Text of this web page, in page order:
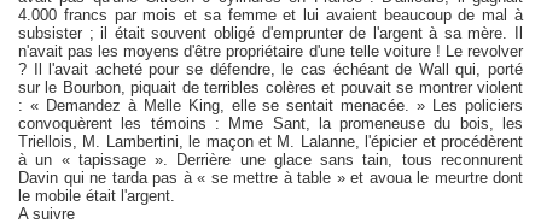
4.000 francs par mois et sa femme et lui avaient beaucoup de mal à
subsister ; il était souvent obligé d'emprunter de l'argent à sa mère. Il
n'avait pas les moyens d'être propriétaire d'une telle voiture ! Le revolver
? Il l'avait acheté pour se défendre, le cas échéant de Wall qui, porté
sur le Bourbon, piquait de terribles colères et pouvait se montrer violent
: « Demandez à Melle King, elle se sentait menacée. » Les policiers
convoquèrent les témoins : Mme Sant, la promeneuse du bois, les
Triellois, M. Lambertini, le maçon et M. Lalanne, l'épicier et procédèrent
à un « tapissage ». Derrière une glace sans tain, tous reconnurent
Davin qui ne tarda pas à « se mettre à table » et avoua le meurtre dont
le mobile était l'argent.
A suivre